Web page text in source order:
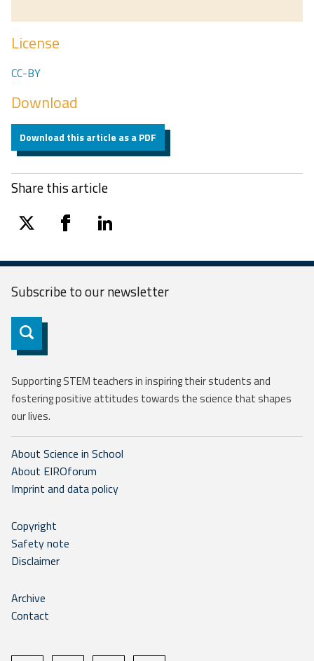
License
CC-BY
Download
Download this article as a PDF
Share this article
twitter facebooklinkedin
Subscribe to ournewsletter
Subscribe
Supporting STEM teachers in inspiring their students and
fostering positive attitudes towards the science that shapes
our lives.
About Science in School
About EIROforum
Imprint and data policy
Copyright
Safety note
Disclaimer
Archive
Contact